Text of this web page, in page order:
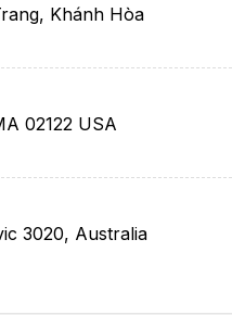
Khánh Hòa
02122 USA
3020, Australia